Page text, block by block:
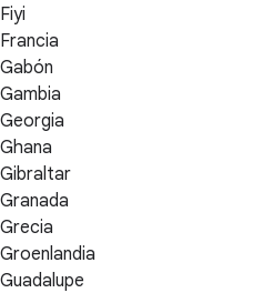
Fiyi
Francia
Gabón
Gambia
Georgia
Ghana
Gibraltar
Granada
Grecia
Groenlandia
Guadalupe